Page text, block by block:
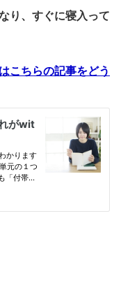
り、すぐに寝入って
こちらの記事をどう